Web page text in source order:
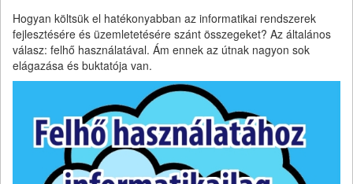
Hogyan költsük el hatékonyabban az informatikai rendszerek
fejlesztésére és üzemletetésére szánt összegeket? Az általános
válasz: felhő használatával. Ám ennek az útnak nagyon sok
elágazása és buktatója van.